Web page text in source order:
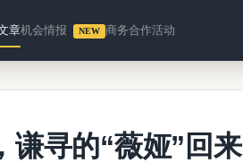
章机会情报 NEW 商务合作活动
谦寻的“薇娅”回来